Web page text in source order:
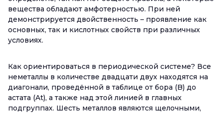
вещества обладают амфотерностью. При ней
демонстрируется двойственность – проявление как
основных, так и кислотных свойств при различных
условиях.
Как ориентироваться в периодической системе? Все
неметаллы в количестве двадцати двух находятся на
диагонали, проведённой в таблице от бора (B) до
астата (At), а также над этой линией в главных
подгруппах. Шесть металлов являются щелочными,